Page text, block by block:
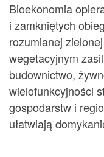
Bioekonomia
i zamkniętych
rozumianej
wegetacyjnym
budownictwo,
wielofunkcyjności
gospodarstw i
ułatwiają